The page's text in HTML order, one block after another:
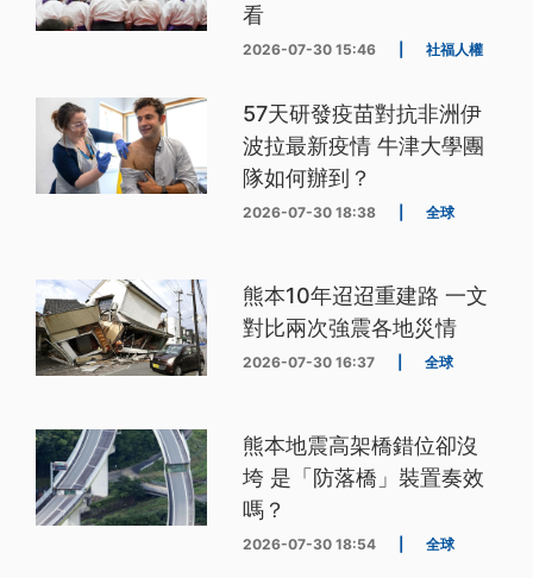
看
2026-07-30 15:46 社福人權
57天研發疫苗對抗非洲伊
波拉最新疫情 牛津大學團
隊如何辦到？
2026-07-30 18:38 全球
熊本10年迢迢重建路 一文
對比兩次強震各地災情
2026-07-30 16:37 全球
熊本地震高架橋錯位卻沒
垮 是「防落橋」裝置奏效
嗎？
2026-07-30 18:54 全球